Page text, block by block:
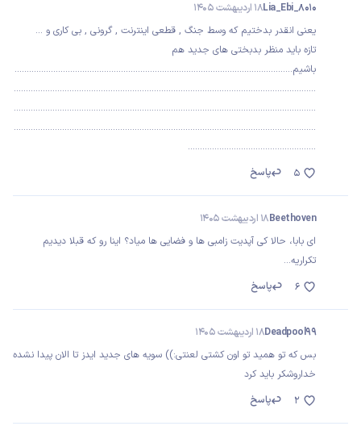
Lia_Ebi_801018 اردیبهشت 1405
یعنی انقدر بدختیم که وسط جنگ , قطعی اینترنت , گرونی , بی کاری و ...
تازه باید منظر بدبختی های جدید هم
باشیم...................................................................................................................
.............................................................................................................................
.............................................................................................................................
.............................................................................................................................
.....................................................
پاسخ
5
Beethoven18 اردیبهشت 1405
ای بابا، حالا کی آپدیت زامبی ها و فضایی ها میاد؟ اینا رو که قبلا دیدیم
تکراریه...
پاسخ
6
Deadpool9918 اردیبهشت 1405
بس که تو همید تو اون کشتی لعنتی:)) سویه های جدید ایدز تا الان پیدا نشده
خداروشکر باید کرد
پاسخ
2